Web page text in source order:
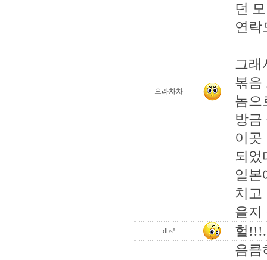
으라차차
던
연락
그
볶음
놈으
방금
이
되었
일본
치고
을지
dbs! 헐
음큼